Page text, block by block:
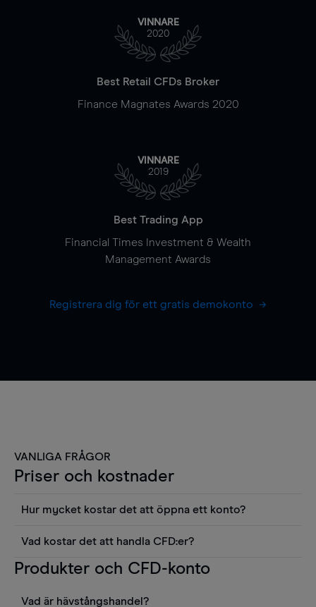
VINNARE
2020
Best Retail CFDs Broker
Finance Magnates Awards 2020
VINNARE
2019
Best Trading App
Financial Times Investment & Wealth
Management Awards
Registrera dig för ett gratis demokonto
VANLIGA FRÅGOR
Priser och kostnader
Hur mycket kostar det att öppna ett konto?
använda sådana verktyg som diagram, Reuters
aktierapporter utan kostnad.
Vad kostar det att handla CFD:er?
Det är en rad kostnader att tänka på när man
innehavskostnader (för positioner som hålls öppna
Produkter och CFD-konto
Vad är hävstångshandel?